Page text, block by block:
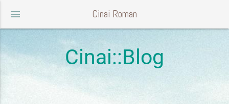
menu Cinai Roman
Cinai::Blog